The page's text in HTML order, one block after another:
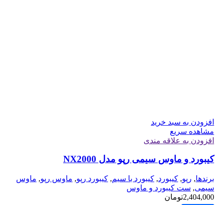
افزودن به سبد خرید
مشاهده سریع
افزودن به علاقه مندی
کیبورد و ماوس سیمی رپو مدل NX2000
برندها, رپو, کیبورد, کیبورد با سیم, کیبورد رپو, ماوس رپو, ماوس
سیمی, ست کیبورد و ماوس
2,404,000تومان